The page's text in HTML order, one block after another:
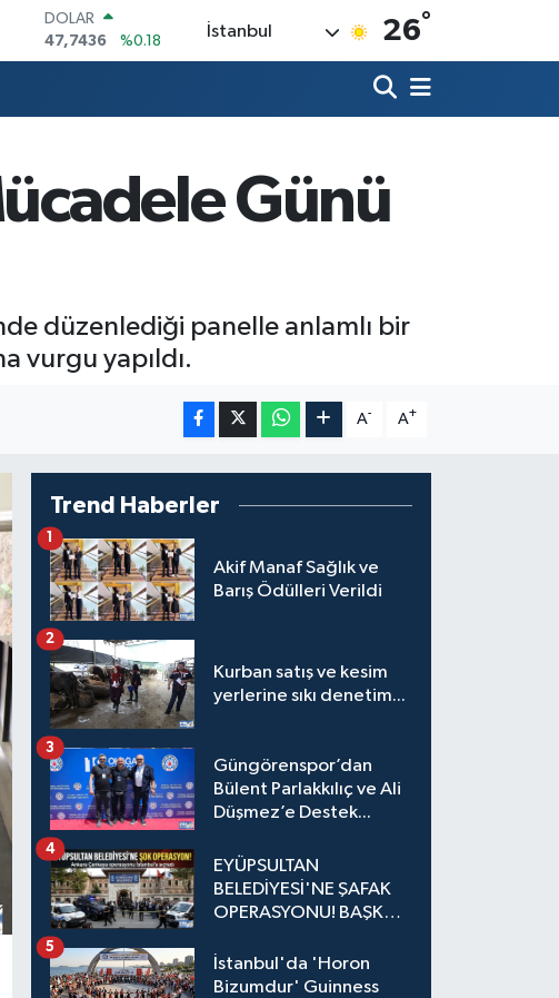
DOLAR
47,7436
%0.18
EURO
%0.03
BİST100
13.779
%-14
İstanbul 26°
Günü
düzenlediği panelle anlamlı bir
vurgu yapıldı.
A- A+
Trend Haberler
Akif Manaf Sağlık ve
Barış Ödülleri Verildi
1
Kurban satış ve kesim
yerlerine sıkı denetim...
2
Güngörenspor’dan
Bülent Parlakkılıç ve Ali
Düşmez’e Destek...
3
EYÜPSULTAN
BELEDİYESİ'NE ŞAFAK
OPERASYONU! BAŞKAN
KALEM MÜDÜRÜ
GÖZALTINDA
4
İstanbul'da 'Horon
Bizumdur' Guinness
5